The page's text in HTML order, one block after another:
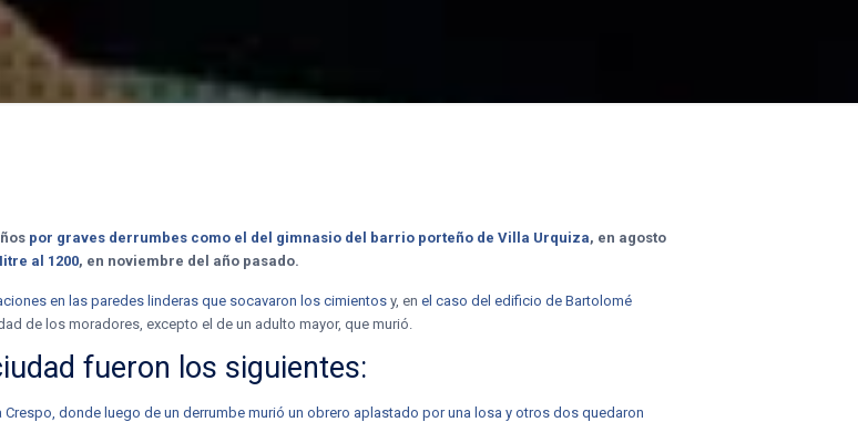
por graves derrumbes como el del gimnasio del barrio porteño de Villa Urquiza, en agosto
al 1200, en noviembre del año pasado.
en las paredes linderas que socavaron los cimientos y, enel caso del edificio de Bartolomé
de los moradores, excepto el de un adulto mayor, que murió.
fueron los siguientes:
donde luego de un derrumbe murió un obrero aplastado por una losa y otros dos quedaron